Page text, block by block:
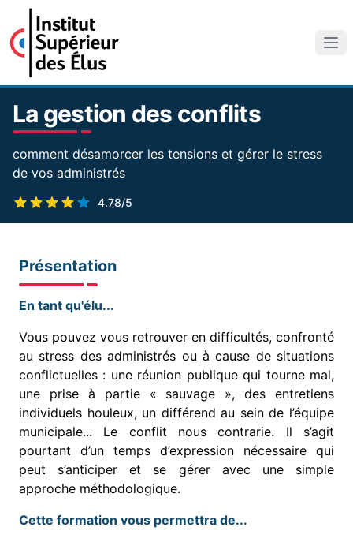
La gestion des conflits
comment désamorcer les tensions et gérer le stress
de vos administrés
4.78/5
Présentation
En tant qu'élu...
Vous pouvez vous retrouver en difficultés, confronté
au stress des administrés ou à cause de situations
conflictuelles : une réunion publique qui tourne mal,
une prise à partie « sauvage », des entretiens
individuels houleux, un différend au sein de l’équipe
municipale... Le conflit nous contrarie. Il s’agit
pourtant d’un temps d’expression nécessaire qui
peut s’anticiper et se gérer avec une simple
approche méthodologique.
Cette formation vous permettra de...